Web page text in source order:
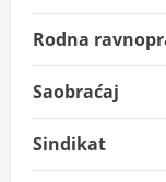
Rodna
Saobraćaj
Sindikat